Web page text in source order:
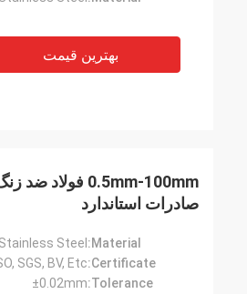
بهترین قیمت
صادرات استاندارد
Material:
Stainless Steel
Certificate:
SGS, BV, Etc.
Tolerance:
±0.02mm